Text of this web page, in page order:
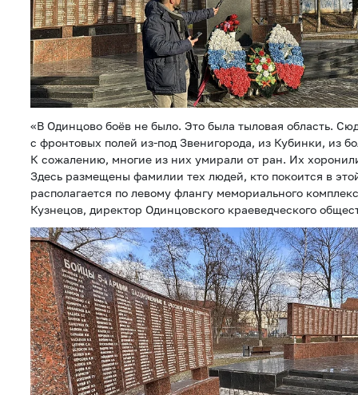
«В Одинцово боёв не было. Это была тыловая область.
с фронтовых полей из-под Звенигорода, из Кубинки, из
К сожалению, многие из них умирали от ран. Их
Здесь размещены фамилии тех людей, кто покоится в
располагается по левому флангу мемориального
Кузнецов, директор Одинцовского краеведческого